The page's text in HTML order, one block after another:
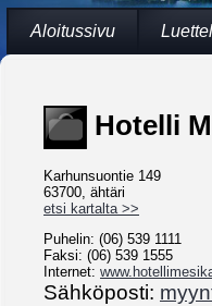
Aloitussivu
Hotelli
Karhunsuontie 149
63700, ähtäri
etsi kartalta >>
Puhelin: (06) 539 1111
Faksi: (06) 539 1555
Internet:
Sähköposti: